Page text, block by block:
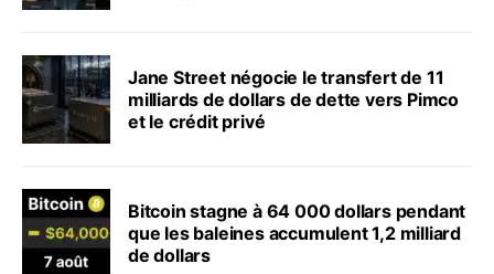
Jane Street négocie le transfert de 11
milliards de dollars de dette vers Pimco
et le crédit privé
Bitcoin stagne à 64 000 dollars pendant
que les baleines accumulent 1,2 milliard
de dollars